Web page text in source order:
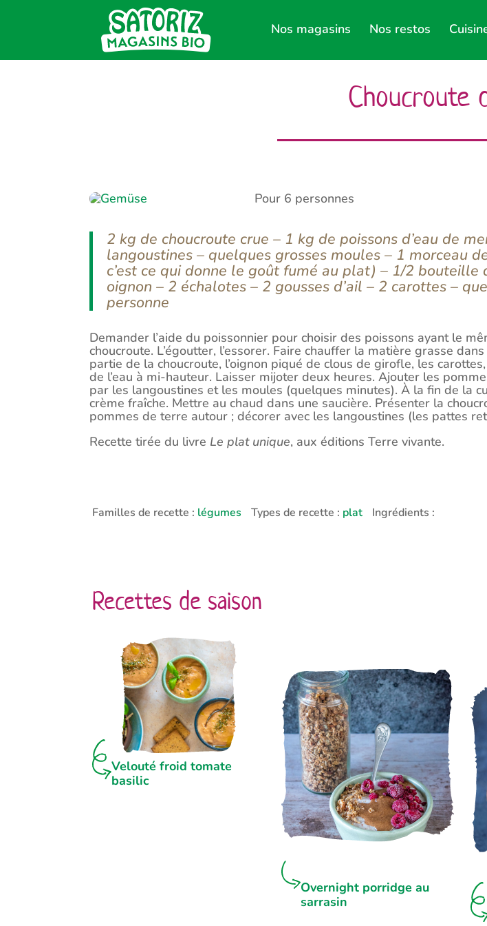
Nos magasins Nos restos
Choucroute
Pour 6 personnes
2 kg de choucroute crue – 1 kg de poissons d’eau de
langoustines – quelques grosses moules – 1 morceau
c’est ce qui donne le goût fumé au plat) – 1/2
oignon – 2 échalotes – 2 gousses d’ail – 2 carottes –
personne
Demander l’aide du poissonnier pour choisir des poissons ayant le
choucroute. L’égoutter, l’essorer. Faire chauffer la matière grasse
partie de la choucroute, l’oignon piqué de clous de girofle, les
de l’eau à mi-hauteur. Laisser mijoter deux heures. Ajouter les
par les langoustines et les moules (quelques minutes). À la fin de la
crème fraîche. Mettre au chaud dans une saucière. Présenter la
pommes de terre autour ; décorer avec les langoustines (les pattes
Recette tirée du livre Le plat unique, aux éditions Terre vivante.
Familles de recette : légumes Types de recette : plat Ingrédients :
Recettes de saison
Velouté froid tomate
basilic
Overnight porridge au
sarrasin